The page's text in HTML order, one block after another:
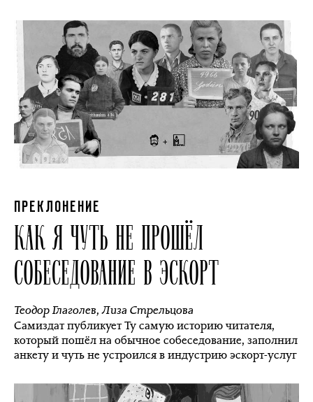
ПРЕКЛОНЕНИЕ
КАК Я ЧУТЬ НЕ ПРОШЁЛ
СОБЕСЕДОВАНИЕ В ЭСКОРТ
Теодор Глаголев,Лиза Стрельцова
Самиздат публикует Ту самую историю читателя,
который пошёл на обычное собеседование, заполнил
анкету и чуть не устроился в индустрию эскорт-услуг